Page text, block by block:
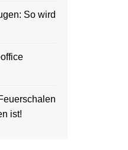
So wird
ist!